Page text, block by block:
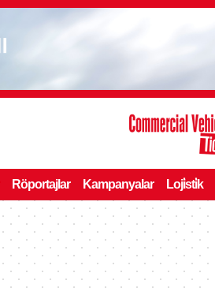
Röportajlar Kampanyalar Loji̇sti̇k